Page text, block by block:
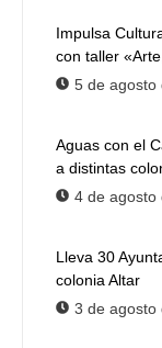
Impulsa
con taller
5 de agosto
Aguas con el
a distintas
4 de agosto
Lleva 30
colonia Altar
3 de agosto